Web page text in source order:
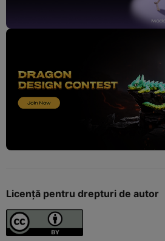
Licență pentru drepturi de autor